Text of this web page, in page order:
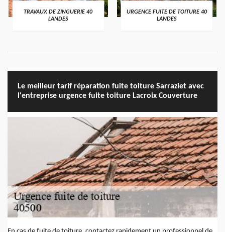
TRAVAUX DE ZINGUERIE 40
LANDES
URGENCE FUITE DE TOITURE 40
LANDES
Le meilleur tarif réparation fuite toiture Sarraziet avec
l'entreprise urgence fuite toiture Lacroix Couverture